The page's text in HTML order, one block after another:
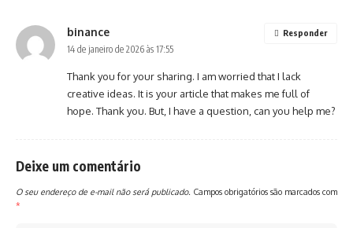
binance
14 de janeiro de 2026 às 17:55
Thank you for your sharing. I am worried that I lack
creative ideas. It is your article that makes me full of
hope. Thank you. But, I have a question, can you help me?
Responder
Deixe um comentário
O seu endereço de e-mail não será publicado. Campos obrigatórios são marcados com
*